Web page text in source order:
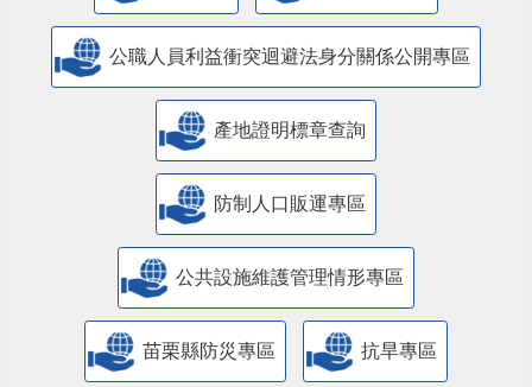
公職人員利益衝突迴避法身分關係公開專區
產地證明標章查詢
防制人口販運專區
​公共設施維護管理情形專區
苗栗縣防災專區 抗旱專區